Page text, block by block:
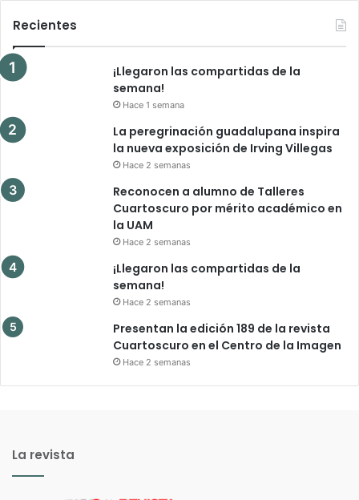
Recientes
¡Llegaron las compartidas de la
semana!
Hace 1 semana
La peregrinación guadalupana inspira
la nueva exposición de Irving Villegas
Hace 2 semanas
Reconocen a alumno de Talleres
Cuartoscuro por mérito académico en
la UAM
Hace 2 semanas
¡Llegaron las compartidas de la
semana!
Hace 2 semanas
Presentan la edición 189 de la revista
Cuartoscuro en el Centro de la Imagen
Hace 2 semanas
La revista